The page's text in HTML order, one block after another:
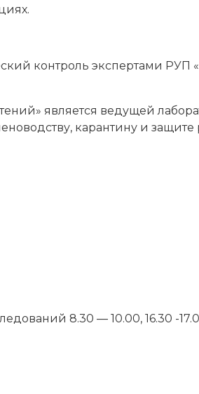
контроль экспертами РУП
является ведущей
карантину и защите
8.30 — 10.00, 16.30 -